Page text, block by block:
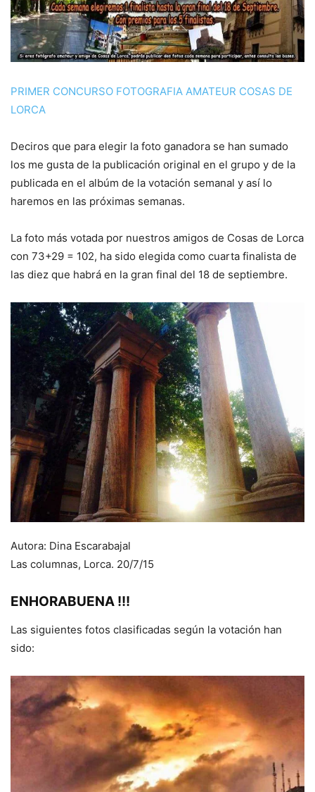
PRIMER CONCURSO FOTOGRAFIA AMATEUR COSAS DE
LORCA
Deciros que para elegir la foto ganadora se han sumado
los me gusta de la publicación original en el grupo y de la
publicada en el albúm de la votación semanal y así lo
haremos en las próximas semanas.
La foto más votada por nuestros amigos de Cosas de Lorca
con 73+29 = 102, ha sido elegida como cuarta finalista de
las diez que habrá en la gran final del 18 de septiembre.
Autora: Dina Escarabajal
Las columnas, Lorca. 20/7/15
ENHORABUENA !!!
Las siguientes fotos clasificadas según la votación han
sido: